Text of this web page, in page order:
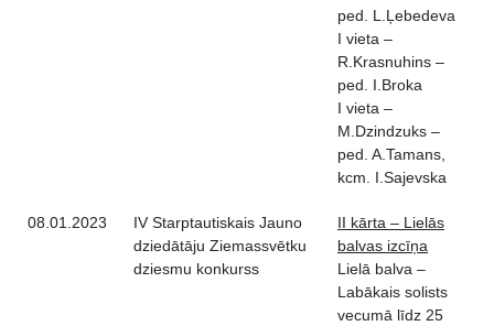
ped. L.Ļebedeva
I vieta –
R.Krasnuhins –
ped. I.Broka
I vieta –
M.Dzindzuks –
ped. A.Tamans,
kcm. I.Sajevska
08.01.2023
IV Starptautiskais Jauno
dziedātāju Ziemassvētku
dziesmu konkurss
II kārta – Lielās
balvas izcīņa
Lielā balva –
Labākais solists
vecumā līdz 25